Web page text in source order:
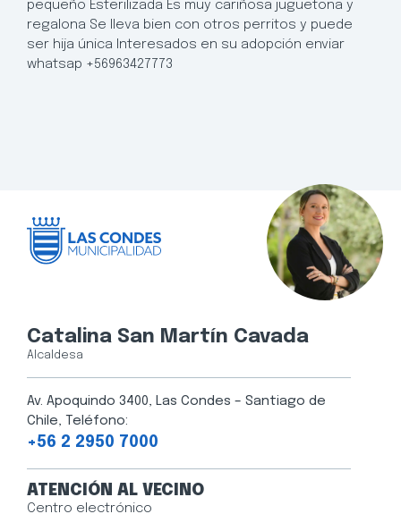
pequeño Esterilizada Es muy cariñosa juguetona y
regalona Se lleva bien con otros perritos y puede
ser hija única Interesados en su adopción enviar
whatsap +56963427773
Catalina San Martín Cavada
Alcaldesa
Av. Apoquindo 3400, Las Condes – Santiago de
Chile, Teléfono:
+56 2 2950 7000
ATENCIÓN AL VECINO
Centro electrónico